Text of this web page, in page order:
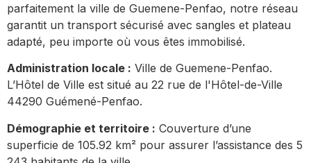
parfaitement la ville de Guemene-Penfao, notre réseau
garantit un transport sécurisé avec sangles et plateau
adapté, peu importe où vous êtes immobilisé.
Administration locale : Ville de Guemene-Penfao.
L’Hôtel de Ville est situé au 22 rue de l'Hôtel-de-Ville
44290 Guémené-Penfao.
Démographie et territoire : Couverture d’une
superficie de 105.92 km² pour assurer l’assistance des 5